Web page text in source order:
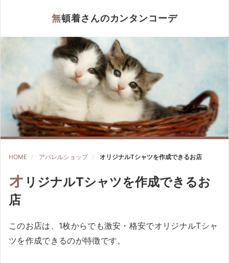
無頓着さんのカンタンコーデ
HOME アパレルショップ オリジナルTシャツを作成できるお店
オ リジナルTシャツを作成できるお
店
このお店は、1枚からでも激安・格安でオリジナルTシャ
ツを作成できるのが特徴です。